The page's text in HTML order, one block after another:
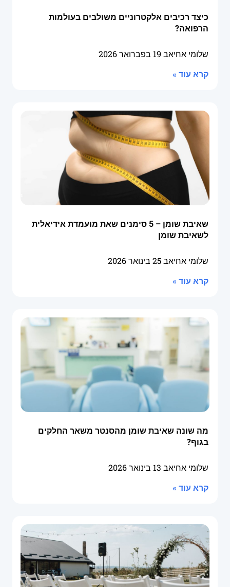
כיצד רכיבים אלקטרוניים משולבים בעולמות
הרפואה?
שלומי אחיאב 19 בפברואר 2026
קרא עוד »
שאיבת שומן – 5 סימנים שאת מועמדת אידיאלית
לשאיבת שומן
שלומי אחיאב25 בינואר 2026
קרא עוד »
מה שונה שאיבת שומן מהסנטר משאר החלקים
בגוף?
שלומי אחיאב 13 בינואר 2026
קרא עוד »